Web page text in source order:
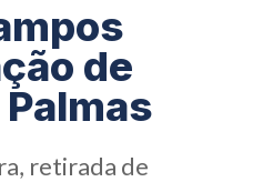
de
retirada de